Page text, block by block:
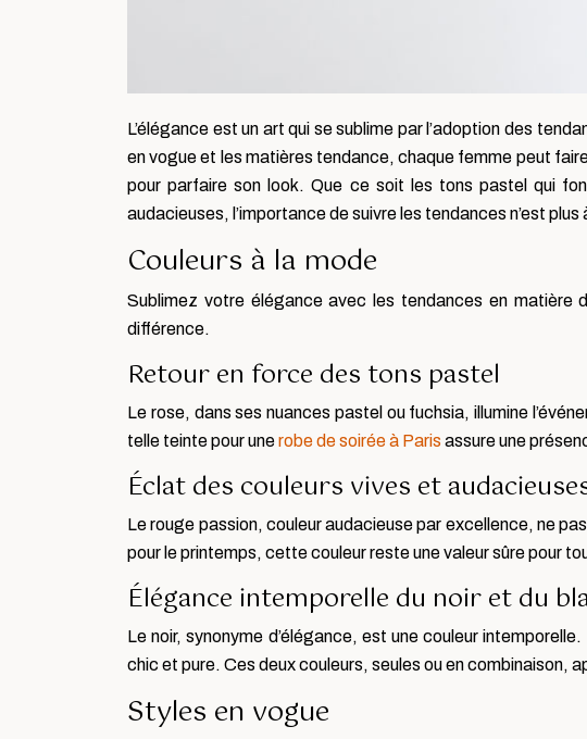
L’élégance est un art qui se sublime par l’adoption des
en vogue et les matières tendance, chaque femme peut
pour parfaire son look. Que ce soit les tons pastel qui
audacieuses, l’importance de suivre les tendances n’est plus
Couleurs à la mode
Sublimez votre élégance avec les tendances en
différence.
Retour en force des tons pastel
Le rose, dans ses nuances pastel ou fuchsia, illumine
telle teinte pour unerobe de soirée à Paris assure une
Éclat des couleurs vives et
Le rouge passion, couleur audacieuse par excellence, ne
pour le printemps, cette couleur reste une valeur sûre pour
Élégance intemporelle du noir et du
Le noir, synonyme d’élégance, est une couleur
chic et pure. Ces deux couleurs, seules ou en combinaison,
Styles en vogue